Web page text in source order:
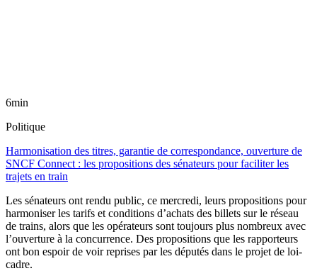
6min
Politique
Harmonisation des titres, garantie de correspondance, ouverture de
SNCF Connect : les propositions des sénateurs pour faciliter les
trajets en train
Les sénateurs ont rendu public, ce mercredi, leurs propositions pour
harmoniser les tarifs et conditions d’achats des billets sur le réseau
de trains, alors que les opérateurs sont toujours plus nombreux avec
l’ouverture à la concurrence. Des propositions que les rapporteurs
ont bon espoir de voir reprises par les députés dans le projet de loi-
cadre.